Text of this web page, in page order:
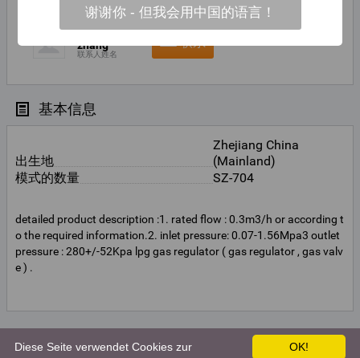
tracy
zhang
联系人姓名
联系
基本信息
出生地
Zhejiang China
(Mainland)
模式的数量
SZ-704
detailed product description :1. rated flow : 0.3m3/h or according t
o the required information.2. inlet pressure: 0.07-1.56Mpa3 outlet
pressure : 280+/-52Kpa lpg gas regulator ( gas regulator , gas valv
e ) .
交货条款及包装
谢谢你 - 但我会用中国的语言！
OK!
Diese Seite verwendet Cookies zur